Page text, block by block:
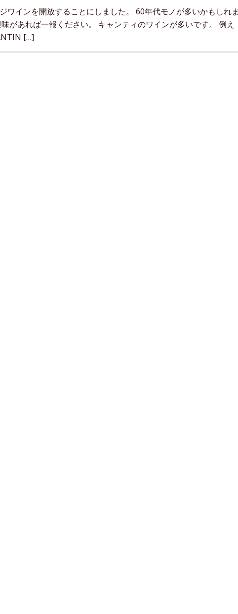
ワインを開放することにしました。 60年代モノが多いかもしれま
があれば一報ください。 キャンティのワインが多いです。 例え
[…]